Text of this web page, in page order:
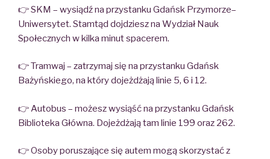
👉 SKM – wysiądź na przystanku Gdańsk Przymorze–
Uniwersytet. Stamtąd dojdziesz na Wydział Nauk
Społecznych w kilka minut spacerem.
👉 Tramwaj – zatrzymaj się na przystanku Gdańsk
Bażyńskiego, na który dojeżdżają linie 5, 6 i 12.
👉 Autobus – możesz wysiąść na przystanku Gdańsk
Biblioteka Główna. Dojeżdżają tam linie 199 oraz 262.
👉 Osoby poruszające się autem mogą skorzystać z